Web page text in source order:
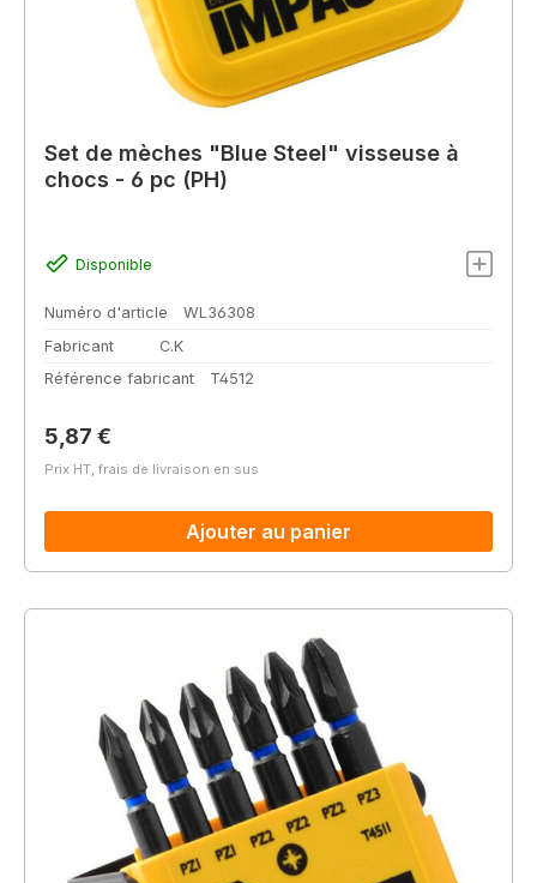
Set de mèches "Blue Steel" visseuse à
chocs - 6 pc (PH)
Disponible
Numéro d'article
WL36308
Fabricant
C.K
Référence fabricant
T4512
Prix régulier :
5,87 €
Prix HT, frais de livraison en sus
Ajouter au panier